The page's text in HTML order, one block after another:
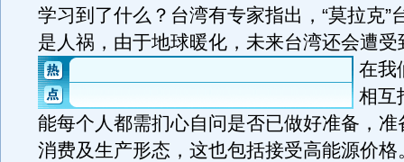
学习到了什么？台湾有专家指出，“莫拉克”
是人祸，由于地球暖化，未来台湾还会遭受
在我
相互
能每个人都需扪心自问是否已做好准备，准
消费及生产形态，这也包括接受高能源价格